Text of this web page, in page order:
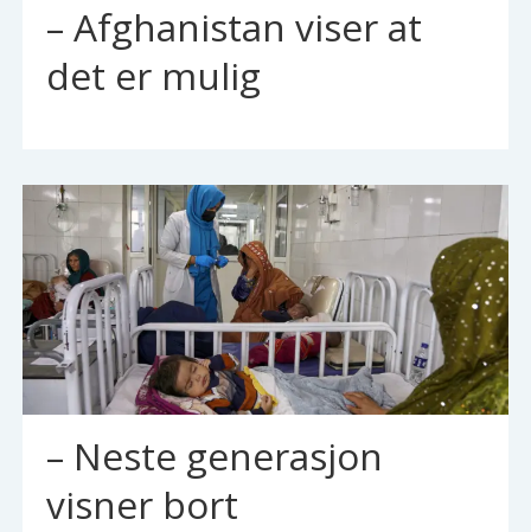
– Afghanistan viser at
det er mulig
– Neste generasjon
visner bort